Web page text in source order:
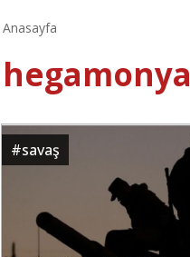
Anasayfa
hegamonya
#savaş